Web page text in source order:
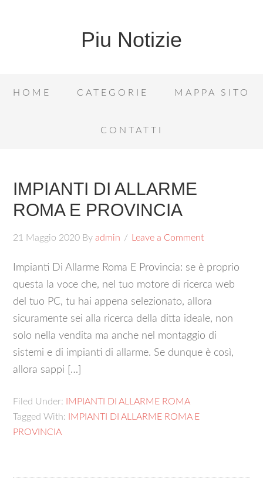
Piu Notizie
HOME CATEGORIE MAPPA SITO
CONTATTI
IMPIANTI DI ALLARME
ROMA E PROVINCIA
21 Maggio 2020 Byadmin Leave a Comment
Impianti Di Allarme Roma E Provincia: se è proprio
questa la voce che, nel tuo motore di ricerca web
del tuo PC, tu hai appena selezionato, allora
sicuramente sei alla ricerca della ditta ideale, non
solo nella vendita ma anche nel montaggio di
sistemi e di impianti di allarme. Se dunque è così,
allora sappi […]
Filed Under:
IMPIANTI DI ALLARME ROMA
Tagged With:
IMPIANTI DI ALLARME ROMA E
PROVINCIA